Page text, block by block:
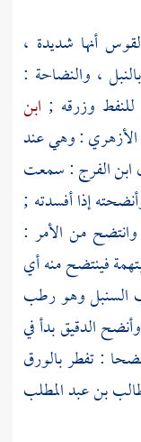
أنها شديدة ،
، والنضاحة :
وزرقه ; ابن
الأزهري: وهي عند
ابن الفرج: سمعت
إذا أفسدته ;
وانتضح من الأمر :
فينتضح منه أي
السنبل وهو رطب
الدقيق بدأ في
: تفطر بالورق
بن عبد المطلب